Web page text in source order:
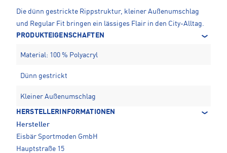
Die dünn gestrickte Rippstruktur, kleiner Außenumschlag
und Regular Fit bringen ein lässiges Flair in den City-Alltag.
PRODUKTEIGENSCHAFTEN
Material: 100 % Polyacryl
Dünn gestrickt
Kleiner Außenumschlag
HERSTELLERINFORMATIONEN
Hersteller
Eisbär Sportmoden GmbH
Hauptstraße 15